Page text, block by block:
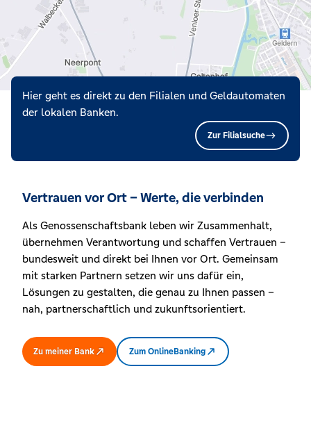
Hier geht es direkt zu den Filialen und Geldautomaten
der lokalen Banken.
Zur Filialsuche
Vertrauen vor Ort – Werte, die verbinden
Als Genossenschaftsbank leben wir Zusammenhalt,
übernehmen Verantwortung und schaffen Vertrauen –
bundesweit und direkt bei Ihnen vor Ort. Gemeinsam
mit starken Partnern setzen wir uns dafür ein,
Lösungen zu gestalten, die genau zu Ihnen passen –
nah, partnerschaftlich und zukunftsorientiert.
Zu meiner Bank Zum OnlineBanking